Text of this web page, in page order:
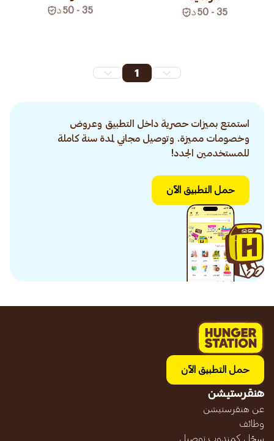
35 - 50 د 35 - 50 د
1
استمتع بميزات حصرية داخل التطبيق وعروض
وخصومات مميزة. وتوصيل مجاني لمدة سنة كاملة
للمستخدمين الجدد!
حمل التطبيق الآن
حمل التطبيق الآن
هنقرستيشن
عن هنقرستيشن
وظائف
سجّل كمندوب توصيل